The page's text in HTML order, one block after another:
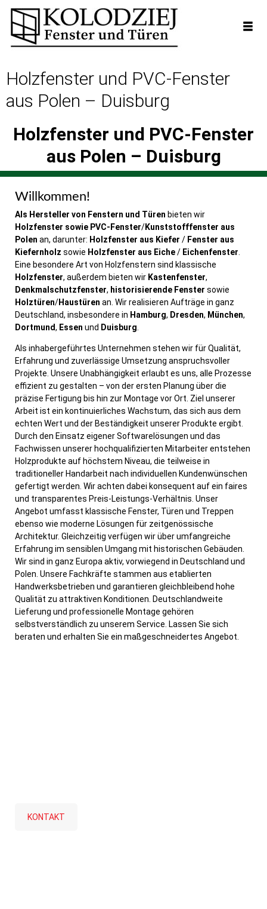
Holzfenster und PVC-Fenster
aus Polen – Duisburg
Holzfenster und PVC-Fenster
aus Polen – Duisburg
Willkommen!
Als Hersteller von Fenstern und Türen bieten wir
Holzfenster sowie PVC-Fenster/Kunststofffenster aus
Polen an, darunter: Holzfenster aus Kiefer / Fenster aus
Kiefernholz sowie Holzfenster aus Eiche/ Eichenfenster
Eine besondere Art von Holzfenstern sind klassische
Holzfenster, außerdem bieten wir Kastenfenster,
Denkmalschutzfenster, historisierende Fenster sowie
Holztüren/Haustüren an. Wir realisieren Aufträge in ganz
Deutschland, insbesondere in Hamburg, Dresden, München,
Dortmund, Essen und Duisburg
Als inhabergeführtes Unternehmen stehen wir für Qualität,
Erfahrung und zuverlässige Umsetzung anspruchsvoller
Projekte. Unsere Unabhängigkeit erlaubt es uns, alle Prozesse
effizient zu gestalten – von der ersten Planung über die
präzise Fertigung bis hin zur Montage vor Ort. Ziel unserer
Arbeit ist ein kontinuierliches Wachstum, das sich aus dem
echten Wert und der Beständigkeit unserer Produkte ergibt.
Durch den Einsatz eigener Softwarelösungen und das
Fachwissen unserer hochqualifizierten Mitarbeiter entstehen
Holzprodukte auf höchstem Niveau, die teilweise in
traditioneller Handarbeit nach individuellen Kundenwünschen
gefertigt werden. Wir achten dabei konsequent auf ein faires
und transparentes Preis-Leistungs-Verhältnis. Unser
Angebot umfasst klassische Fenster, Türen und Treppen
ebenso wie moderne Lösungen für zeitgenössische
Architektur. Gleichzeitig verfügen wir über umfangreiche
Erfahrung im sensiblen Umgang mit historischen Gebäuden.
Wir sind in ganz Europa aktiv, vorwiegend in Deutschland und
Polen. Unsere Fachkräfte stammen aus etablierten
Handwerksbetrieben und garantieren gleichbleibend hohe
Qualität zu attraktiven Konditionen. Deutschlandweite
Lieferung und professionelle Montage gehören
selbstverständlich zu unserem Service. Lassen Sie sich
beraten und erhalten Sie ein maßgeschneidertes Angebot.
KONTAKT